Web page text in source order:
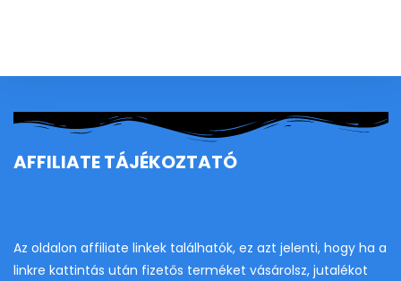
AFFILIATE TÁJÉKOZTATÓ
Az oldalon affiliate linkek találhatók, ez azt jelenti, hogy ha a
linkre kattintás után fizetős terméket vásárolsz, jutalékot